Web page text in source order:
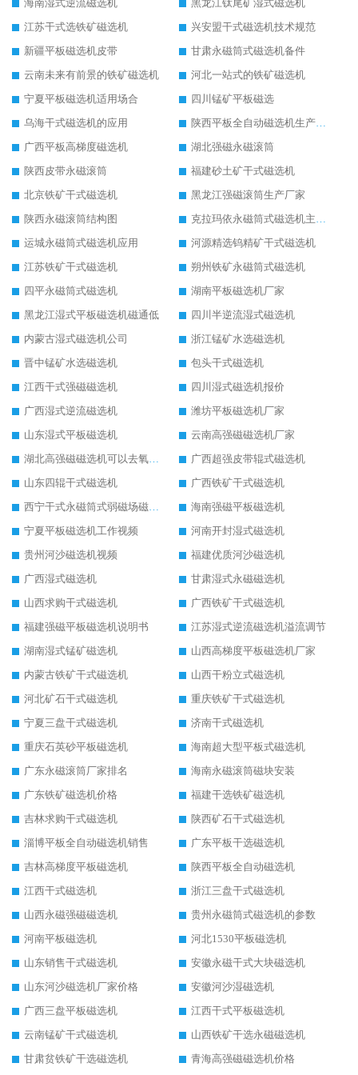
海南湿式逆流磁选机
黑龙江钛尾矿湿式磁选机
江苏干式选铁矿磁选机
兴安盟干式磁选机技术规范
新疆平板磁选机皮带
甘肃永磁筒式磁选机备件
云南未来有前景的铁矿磁选机
河北一站式的铁矿磁选机
宁夏平板磁选机适用场合
四川锰矿平板磁选
乌海干式磁选机的应用
陕西平板全自动磁选机生产厂家
广西平板高梯度磁选机
湖北强磁永磁滚筒
陕西皮带永磁滚筒
福建砂土矿干式磁选机
北京铁矿干式磁选机
黑龙江强磁滚筒生产厂家
陕西永磁滚筒结构图
克拉玛依永磁筒式磁选机主要技术参数
运城永磁筒式磁选机应用
河源精选钨精矿干式磁选机
江苏铁矿干式磁选机
朔州铁矿永磁筒式磁选机
四平永磁筒式磁选机
湖南平板磁选机厂家
黑龙江湿式平板磁选机磁通低
四川半逆流湿式磁选机
内蒙古湿式磁选机公司
浙江锰矿水选磁选机
晋中锰矿水选磁选机
包头干式磁选机
江西干式强磁磁选机
四川湿式磁选机报价
广西湿式逆流磁选机
潍坊平板磁选机厂家
山东湿式平板磁选机
云南高强磁磁选机厂家
湖北高强磁磁选机可以去氧化铝
广西超强皮带辊式磁选机
山东四辊干式磁选机
广西铁矿干式磁选机
西宁干式永磁筒式弱磁场磁选机结构图
海南强磁平板磁选机
宁夏平板磁选机工作视频
河南开封湿式磁选机
贵州河沙磁选机视频
福建优质河沙磁选机
广西湿式磁选机
甘肃湿式永磁磁选机
山西求购干式磁选机
广西铁矿干式磁选机
福建强磁平板磁选机说明书
江苏湿式逆流磁选机溢流调节
湖南湿式锰矿磁选机
山西高梯度平板磁选机厂家
内蒙古铁矿干式磁选机
山西干粉立式磁选机
河北矿石干式磁选机
重庆铁矿干式磁选机
宁夏三盘干式磁选机
济南干式磁选机
重庆石英砂平板磁选机
海南超大型平板式磁选机
广东永磁滚筒厂家排名
海南永磁滚筒磁块安装
广东铁矿磁选机价格
福建干选铁矿磁选机
吉林求购干式磁选机
陕西矿石干式磁选机
淄博平板全自动磁选机销售
广东平板干选磁选机
吉林高梯度平板磁选机
陕西平板全自动磁选机
江西干式磁选机
浙江三盘干式磁选机
山西永磁强磁磁选机
贵州永磁筒式磁选机的参数
河南平板磁选机
河北1530平板磁选机
山东销售干式磁选机
安徽永磁干式大块磁选机
山东河沙磁选机厂家价格
安徽河沙湿磁选机
广西三盘平板磁选机
江西干式平板磁选机
云南锰矿干式磁选机
山西铁矿干选永磁磁选机
甘肃贫铁矿干选磁选机
青海高强磁磁选机价格